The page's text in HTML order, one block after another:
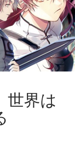
世界は